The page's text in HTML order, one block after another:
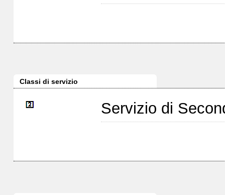
Classi di servizio
Servizio di